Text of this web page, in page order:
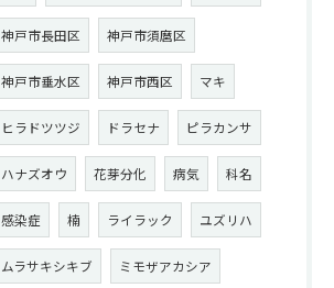
神戸市長田区 神戸市須麿区
神戸市垂水区 神戸市西区 マキ
ヒラドツツジ ドラセナ ピラカンサ
ハナズオウ 花芽分化 病気 科名
感染症 楠 ライラック ユズリハ
ムラサキシキブ ミモザアカシア